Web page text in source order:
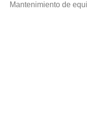
Mantenimiento de